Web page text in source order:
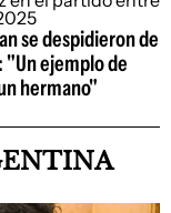
se despidieron de
"Un ejemplo de
hermano"